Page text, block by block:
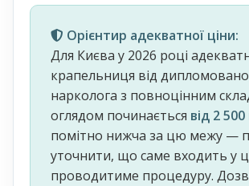
Орієнтир адекватної ціни:
Для Києва у 2026 році
крапельниця від
нарколога з повноцінним
оглядом починається від 2 500
помітно нижча за цю межу —
уточнити, що саме входить у
проводитиме процедуру.